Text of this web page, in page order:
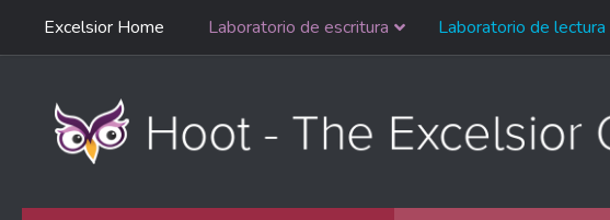
Ir al contenido
navegación
Excelsior Home Laboratorio de escritura Laboratorio de lectura